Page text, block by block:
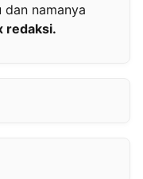
dan namanya
redaksi.